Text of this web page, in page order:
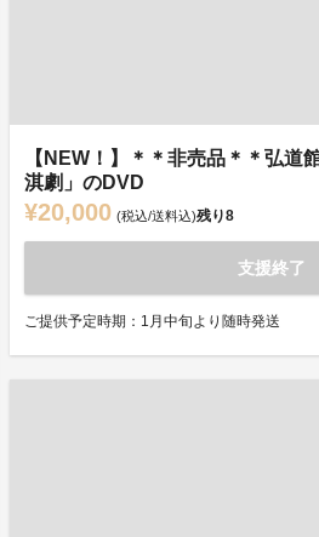
【NEW！】＊＊非売品＊＊弘道
淇劇」のDVD
¥20,000 (税込/送料込)残り8
支援終了
ご提供予定時期：1月中旬より随時発送